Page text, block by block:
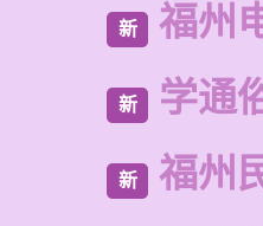
新 福州
新 学通
新 福州